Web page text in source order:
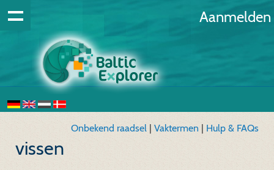
Aanmelden
Onbekend raadsel | Vaktermen | Hulp & FAQs
vissen